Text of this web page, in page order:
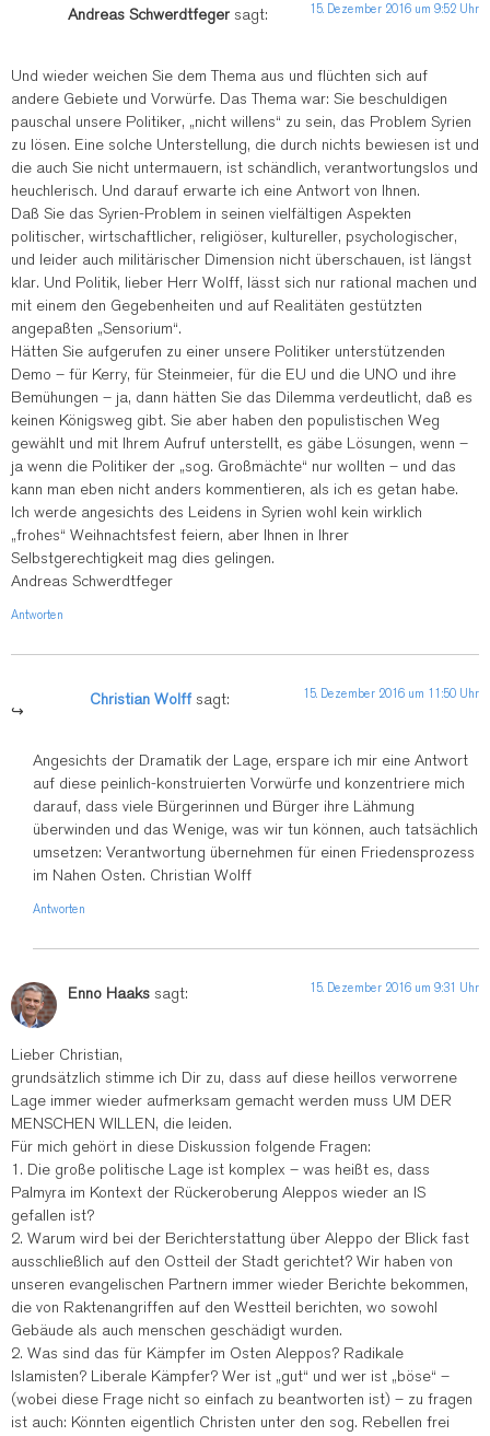
Andreas Schwerdtfeger sagt: 15. Dezember 2016 um 9:52 Uhr
Und wieder weichen Sie dem Thema aus und flüchten sich auf
andere Gebiete und Vorwürfe. Das Thema war: Sie beschuldigen
pauschal unsere Politiker, „nicht willens“ zu sein, das Problem Syrien
zu lösen. Eine solche Unterstellung, die durch nichts bewiesen ist und
die auch Sie nicht untermauern, ist schändlich, verantwortungslos und
heuchlerisch. Und darauf erwarte ich eine Antwort von Ihnen.
Daß Sie das Syrien-Problem in seinen vielfältigen Aspekten
politischer, wirtschaftlicher, religiöser, kultureller, psychologischer,
und leider auch militärischer Dimension nicht überschauen, ist längst
klar. Und Politik, lieber Herr Wolff, lässt sich nur rational machen und
mit einem den Gegebenheiten und auf Realitäten gestützten
angepaßten „Sensorium“.
Hätten Sie aufgerufen zu einer unsere Politiker unterstützenden
Demo – für Kerry, für Steinmeier, für die EU und die UNO und ihre
Bemühungen – ja, dann hätten Sie das Dilemma verdeutlicht, daß es
keinen Königsweg gibt. Sie aber haben den populistischen Weg
gewählt und mit Ihrem Aufruf unterstellt, es gäbe Lösungen, wenn –
ja wenn die Politiker der „sog. Großmächte“ nur wollten – und das
kann man eben nicht anders kommentieren, als ich es getan habe.
Ich werde angesichts des Leidens in Syrien wohl kein wirklich
„frohes“ Weihnachtsfest feiern, aber Ihnen in Ihrer
Selbstgerechtigkeit mag dies gelingen.
Andreas Schwerdtfeger
Antworten
Christian Wolff sagt: 15. Dezember 2016 um 11:50 Uhr
Angesichts der Dramatik der Lage, erspare ich mir eine Antwort
auf diese peinlich-konstruierten Vorwürfe und konzentriere mich
darauf, dass viele Bürgerinnen und Bürger ihre Lähmung
überwinden und das Wenige, was wir tun können, auch tatsächlich
umsetzen: Verantwortung übernehmen für einen Friedensprozess
im Nahen Osten. Christian Wolff
Antworten
Enno Haaks sagt: 15. Dezember 2016 um 9:31 Uhr
Lieber Christian,
grundsätzlich stimme ich Dir zu, dass auf diese heillos verworrene
Lage immer wieder aufmerksam gemacht werden muss UM DER
MENSCHEN WILLEN, die leiden.
Für mich gehört in diese Diskussion folgende Fragen:
1. Die große politische Lage ist komplex – was heißt es, dass
Palmyra im Kontext der Rückeroberung Aleppos wieder an IS
gefallen ist?
2. Warum wird bei der Berichterstattung über Aleppo der Blick fast
ausschließlich auf den Ostteil der Stadt gerichtet? Wir haben von
unseren evangelischen Partnern immer wieder Berichte bekommen,
die von Raktenangriffen auf den Westteil berichten, wo sowohl
Gebäude als auch menschen geschädigt wurden.
2. Was sind das für Kämpfer im Osten Aleppos? Radikale
Islamisten? Liberale Kämpfer? Wer ist „gut“ und wer ist „böse“ –
(wobei diese Frage nicht so einfach zu beantworten ist) – zu fragen
ist auch: Könnten eigentlich Christen unter den sog. Rebellen frei